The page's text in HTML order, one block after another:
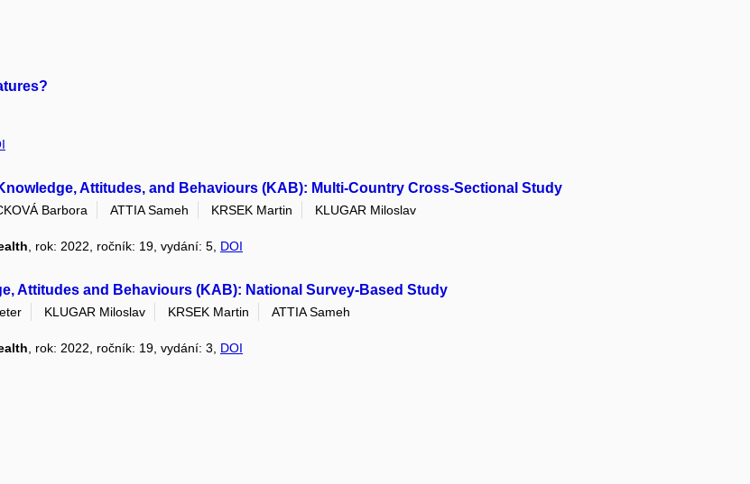
Attitudes, and Behaviours (KAB): Multi-Country Cross-Sectional Study
Barbora ATTIA Sameh KRSEK Martin
KLUGAR Miloslav
, rok: 2022, ročník: 19, vydání: 5, DOI
Attitudes and Behaviours (KAB): National Survey-Based Study
KLUGAR Miloslav KRSEK Martin
ATTIA Sameh
, rok: 2022, ročník: 19, vydání: 3, DOI